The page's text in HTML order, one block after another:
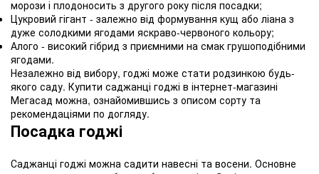
морози і плодоносить з другого року після посадки;
Цукровий гігант - залежно від формування кущ або ліана з
дуже солодкими ягодами яскраво-червоного кольору;
Алого - високий гібрид з приємними на смак грушоподібними
ягодами.
Незалежно від вибору, годжі може стати родзинкою будь-
якого саду. Купити саджанці годжі в інтернет-магазині
Мегасад можна, ознайомившись з описом сорту та
рекомендаціями по догляду.
Посадка годжі
Саджанці годжі можна садити навесні та восени. Основне